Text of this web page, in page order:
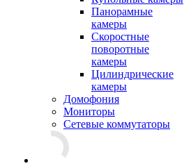
Панорамные
камеры
Скоростные
поворотные
камеры
Цилиндрические
камеры
Домофония
Мониторы
Сетевые коммутаторы